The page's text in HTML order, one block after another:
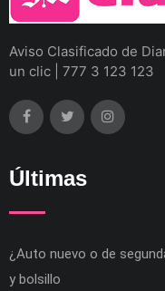
Aviso Clasificado de
un clic | 777 3 123 123
Últimas
¿Auto nuevo o de
y bolsillo